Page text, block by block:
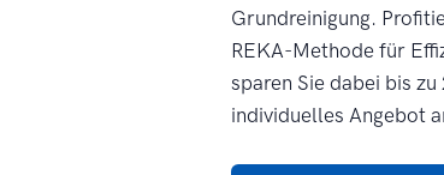
Grundreinigung.
REKA-Methode für
sparen Sie dabei bis
individuelles Angebot